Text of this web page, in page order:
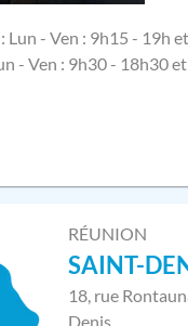
Lun - Ven : 9h15 - 19h
- Ven : 9h30 - 18h30
RÉUNION
SAINT-
18, rue
Denis